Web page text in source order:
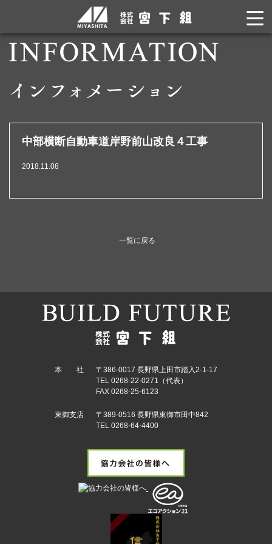
中部横断自動車道岸野前山改良４工事
2018.11.08
一覧に戻る
本 社
〒386-0017 長野県上田市踏入2-1-17
TEL 0268-22-0271（代表）
FAX 0268-25-6123
東御支店
〒389-0516 長野県東御市田中842
TEL 0268-64-4400